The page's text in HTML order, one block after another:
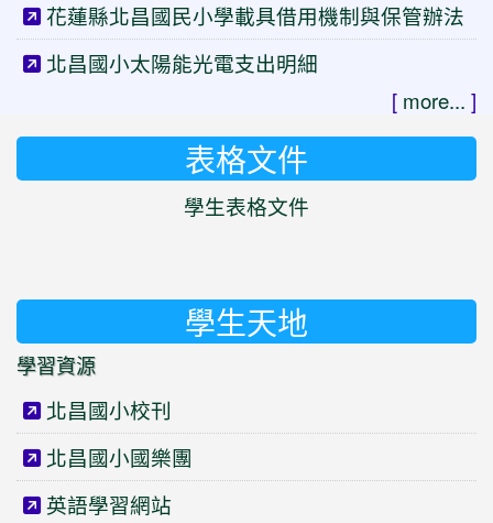
花蓮縣北昌國民小學載具借用機制與保管辦法
北昌國小太陽能光電支出明細
[ more... ]
表格文件
學生表格文件
學生天地
學習資源
北昌國小校刊
北昌國小國樂團
英語學習網站